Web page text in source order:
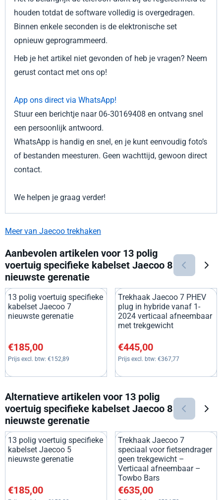
houden totdat de software volledig is overgedragen.
Binnen enkele seconden is de elektronische set
opnieuw geprogrammeerd.
Heb je het artikel niet gevonden of heb je vragen? Neem
gerust contact met ons op!
App ons direct via WhatsApp!
Stuur een berichtje naar 06‑30169408 en ontvang snel
een persoonlijk antwoord.
WhatsApp is handig en snel, en je kunt eenvoudig foto’s
of bestanden meesturen. Geen wachttijd, gewoon direct
contact.
We helpen je graag verder!
Meer van Jaecoo trekhaken
Aanbevolen artikelen voor 13 polig
voertuig specifieke kabelset Jaecoo 8
nieuwste gerenatie
13 polig voertuig specifieke
kabelset Jaecoo 7
nieuwste gerenatie
Prijs: 185,00, exclusief btw: 152,89
€185,00
Prijs excl. btw: €152,89
Trekhaak Jaecoo 7 PHEV
plug in hybride vanaf 1-
2024 verticaal afneembaar
met trekgewicht
Prijs: 445,00, exclusief btw:
€445,00
Prijs excl. btw: €367,77
Alternatieve artikelen voor 13 polig
voertuig specifieke kabelset Jaecoo 8
nieuwste gerenatie
13 polig voertuig specifieke
kabelset Jaecoo 5
nieuwste gerenatie
Prijs: 185,00, exclusief btw: 152,89
€185,00
Trekhaak Jaecoo 7
speciaal voor fietsendrager
geen trekgewicht –
Verticaal afneembaar –
Towbo Bars
Prijs: 635,00, exclusief btw:
€635,00